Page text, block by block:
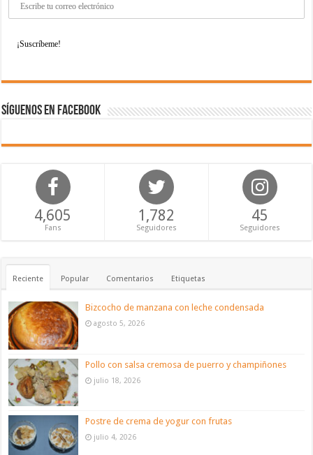
Síguenos en Facebook
4,605
Fans
1,782
Seguidores
45
Seguidores
Reciente Popular Comentarios Etiquetas
Bizcocho de manzana con leche condensada
agosto 5, 2026
Pollo con salsa cremosa de puerro y champiñones
julio 18, 2026
Postre de crema de yogur con frutas
julio 4, 2026